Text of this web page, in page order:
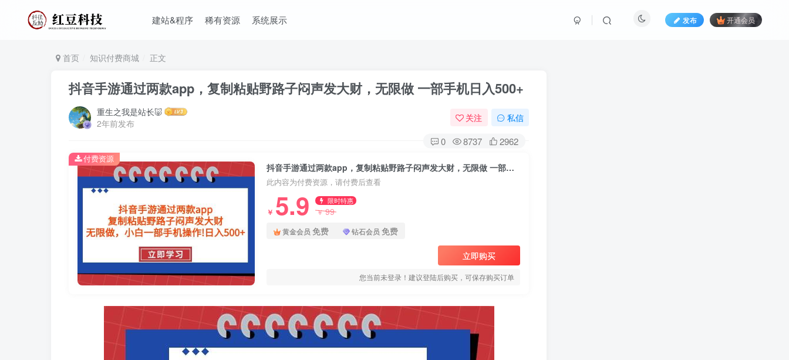
建站&程序 稀有资源 系统展示 发布 开通会员
首页 知识付费商城 正文
抖音手游通过两款app，复制粘贴野路子闷声发大财，无限做 一部手机日入500+
重生之我是站长🐷
2年前发布
关注 私信
0 8737 2962
抖音手游通过两款app，复制粘贴野路子闷声发大财，无限做 一部手机日入500+
此内容为付费资源，请付费后查看
￥ 5.9 限时特惠
￥99
黄金会员 免费 钻石会员 免费
立即购买
您当前未登录！建议登陆后购买，可保存购买订单
付费资源